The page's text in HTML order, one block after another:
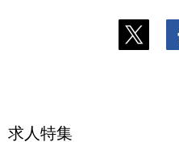
求人特集